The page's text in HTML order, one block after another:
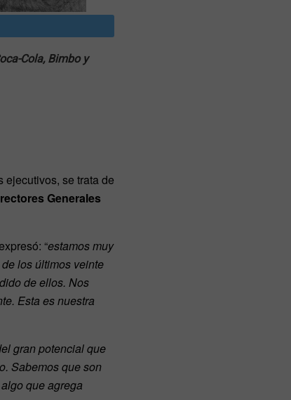
Cola, Bimbo y
ejecutivos, se trata de
Generales
“estamos muy
los últimos veinte
de ellos. Nos
Esta es nuestra
gran potencial que
Sabemos que son
que agrega